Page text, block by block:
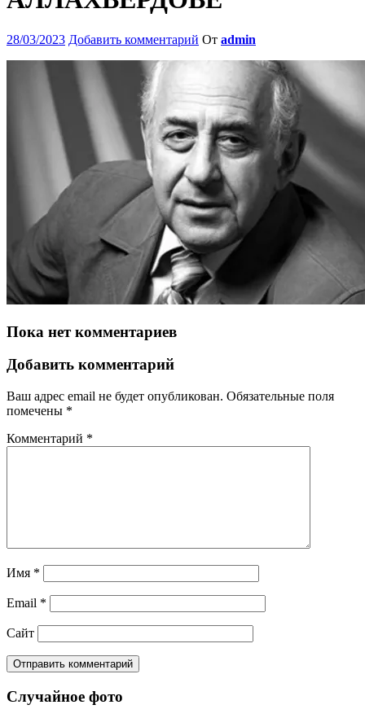
28/03/2023 Добавить комментарий От admin
Пока нет комментариев
Добавить комментарий
Ваш адрес email не будет опубликован. Обязательные поля
помечены *
Комментарий *
Имя *
Email *
Сайт
Случайное фото